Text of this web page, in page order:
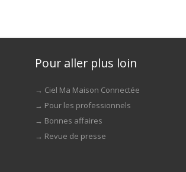
Pour aller plus loin
→ Ciel Ma Maison Connectée
→ Pour les professionnels
→ Bonnes affaires
→ Revue de presse